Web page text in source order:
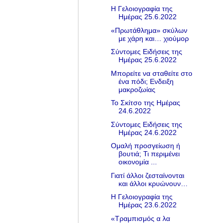
Η Γελοιογραφία της
Ημέρας 25.6.2022
«Πρωτάθλημα» σκύλων
με χάρη και… χιούμορ
Σύντομες Ειδήσεις της
Ημέρας 25.6.2022
Μπορείτε να σταθείτε στο
ένα πόδι; Ενδειξη
μακροζωίας
Το Σκίτσο της Ημέρας
24.6.2022
Σύντομες Ειδήσεις της
Ημέρας 24.6.2022
Ομαλή προσγείωση ή
βουτιά; Τι περιμένει
οικονομία ...
Γιατί άλλοι ζεσταίνονται
και άλλοι κρυώνουν…
Η Γελοιογραφία της
Ημέρας 23.6.2022
«Τραμπισμός α λα